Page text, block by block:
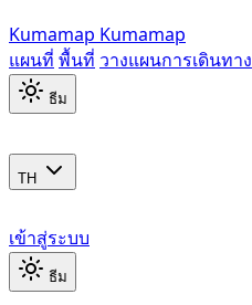
Kumamap Kumamap
แผนที่ พื้นที่ วางแผนการเดินทาง
ธีม
TH
เข้าสู่ระบบ
ธีม